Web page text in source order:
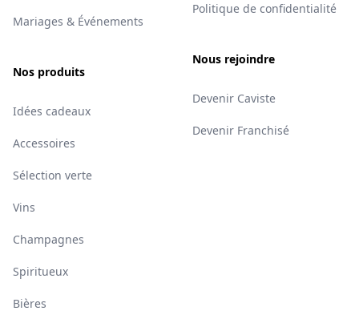
Mariages & Événements
Nos produits
Idées cadeaux
Accessoires
Sélection verte
Vins
Champagnes
Spiritueux
Bières
Politique de confidentialité
Nous rejoindre
Devenir Caviste
Devenir Franchisé